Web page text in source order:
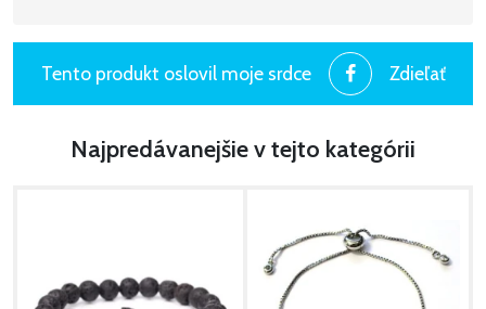
Tento produkt oslovil moje srdce Zdieľať
Najpredávanejšie v tejto kategórii